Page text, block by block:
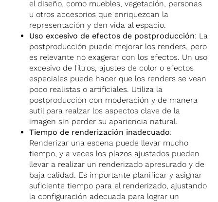
el diseño, como muebles, vegetación, personas
u otros accesorios que enriquezcan la
representación y den vida al espacio.
Uso excesivo de efectos de postproducción: La
postproducción puede mejorar los renders, pero
es relevante no exagerar con los efectos. Un uso
excesivo de filtros, ajustes de color o efectos
especiales puede hacer que los renders se vean
poco realistas o artificiales. Utiliza la
postproducción con moderación y de manera
sutil para realzar los aspectos clave de la
imagen sin perder su apariencia natural.
Tiempo de renderización inadecuado:
Renderizar una escena puede llevar mucho
tiempo, y a veces los plazos ajustados pueden
llevar a realizar un renderizado apresurado y de
baja calidad. Es importante planificar y asignar
suficiente tiempo para el renderizado, ajustando
la configuración adecuada para lograr un